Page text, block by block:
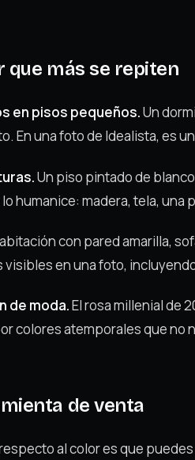
que más se repiten
en pisos pequeños.Un
En una foto de Idealista, es
Un piso pintado de
humanice: madera, tela,
con pared amarilla,
en una foto,
de moda.El rosa millenial de
colores atemporales que no
de venta
al color es que